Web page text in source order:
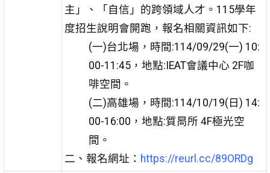
主」、「自信」的跨領域人才。115學年
度招生說明會開跑，報名相關資訊如下:
(一)台北場，時間:114/09/29(一) 10:
00-11:45，地點:IEAT會議中心 2F咖
啡空間。
(二)高雄場，時間:114/10/19(日) 14:
00-16:00，地點:質晑所 4F極光空
間。
二、報名網址： https://reurl.cc/89ORDg